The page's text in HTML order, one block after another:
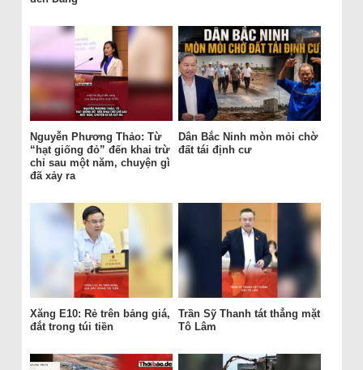
Nguyễn Phương Thảo: Từ
“hạt giống đỏ” đến khai trừ
chỉ sau một năm, chuyện gì
đã xảy ra
Dân Bắc Ninh mòn mỏi chờ
đất tái định cư
Xăng E10: Rẻ trên bảng giá,
đắt trong túi tiền
Trần Sỹ Thanh tát thẳng mặt
Tô Lâm